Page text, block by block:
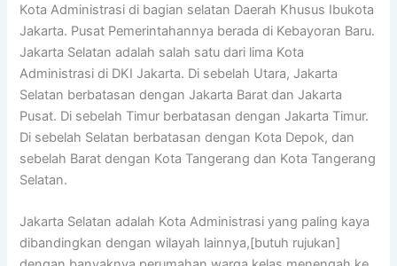
Kota Administrasi di bagian selatan Daerah Khusus Ibukota
Jakarta. Pusat Pemerintahannya berada di Kebayoran Baru.
Jakarta Selatan adalah salah satu dari lima Kota
Administrasi di DKI Jakarta. Di sebelah Utara, Jakarta
Selatan berbatasan dengan Jakarta Barat dan Jakarta
Pusat. Di sebelah Timur berbatasan dengan Jakarta Timur.
Di sebelah Selatan berbatasan dengan Kota Depok, dan
sebelah Barat dengan Kota Tangerang dan Kota Tangerang
Selatan.
Jakarta Selatan adalah Kota Administrasi yang paling kaya
dibandingkan dengan wilayah lainnya,[butuh rujukan]